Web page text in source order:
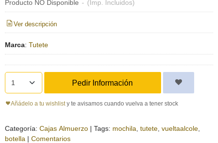
Producto NO Disponible - (Imp. Incluidos)
Ver descripción
Marca: Tutete
Pedir Información
Añádelo a tu wishlist y te avisamos cuando vuelva a tener stock
Categoría: Cajas Almuerzo | Tags: mochila tutete vueltaalcole
botella | Comentarios